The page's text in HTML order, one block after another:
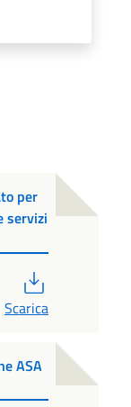
per
servizi
Scarica
ASA